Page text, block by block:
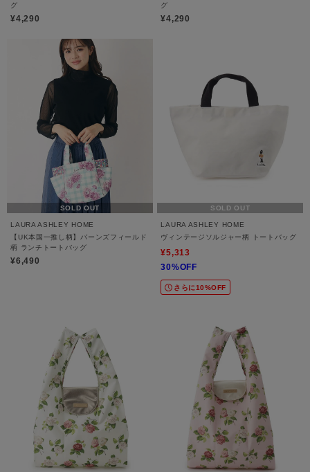
グ
¥4,290
グ
¥4,290
SOLD OUT
LAURA ASHLEY HOME
【UK本国一推し柄】バーンズフィールド
柄 ランチトートバッグ
¥6,490
SOLD OUT
LAURA ASHLEY HOME
ヴィンテージソルジャー柄 トートバッグ
¥5,313
30%OFF
さらに10%OFF